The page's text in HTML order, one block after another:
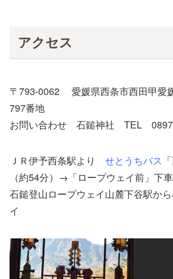
アクセス
〒793-0062 愛媛県西条市西田甲愛
797番地
お問い合わせ 石鎚神社 TEL
ＪＲ伊予西条駅より せとうちバス
（約54分）→「ロープウェイ前」下車
石鎚登山ロープウェイ山麓下谷駅か
イ